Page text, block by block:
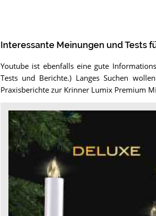
Interessante Meinungen und Tests
Youtube ist ebenfalls eine gute
Tests und Berichte.) Langes Suchen
Praxisberichte zur Krinner Lumix Premium
Video:
Krinner
LUMIX
Christbaumkerzen